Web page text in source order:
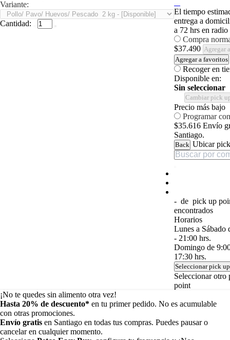
Variante:
Cantidad:
El tiempo
entrega a
a 72 hrs en radio
Compra
$37.490 Agregar
Agregar a favoritos
Recoger en
Disponible en:
Sin seleccionar
Cambiar pick
Precio más bajo
Programar con
$35.616 Envío
Santiago.
Back Ubicar
- de pick up
encontrados
Horarios
Lunes a Sábado
- 21:00 hrs.
Domingo de
17:30 hrs.
Seleccionar pick
Seleccionar otro
point
¡No te quedes sin alimento otra vez!
Hasta 20% de descuento* en tu primer pedido. No es acumulable
con otras promociones.
Envío gratis en Santiago en todas tus compras. Puedes pausar o
cancelar en cualquier momento.